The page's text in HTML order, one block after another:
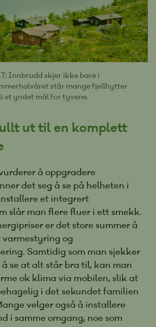
Innbrudd skjer ikke bare i
står mange fjellhytter
et yndet mål for tyvene.
ut til en komplett
å oppgradere
det seg å se på helheten i
et integrert
slår man flere fluer i ett smekk.
er det store summer å
varmestyring og
Samtidig som man sjekker
se at alt står bra til, kan man
ok klima via mobilen, slik at
i det sekundet familien
velger også å installere
i samme omgang, noe som